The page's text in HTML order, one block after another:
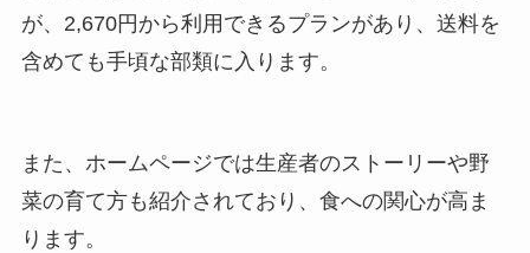
が、2,670円から利用できるプランがあり、送料を
含めても手頃な部類に入ります。
また、ホームページでは生産者のストーリーや野
菜の育て方も紹介されており、食への関心が高ま
ります。